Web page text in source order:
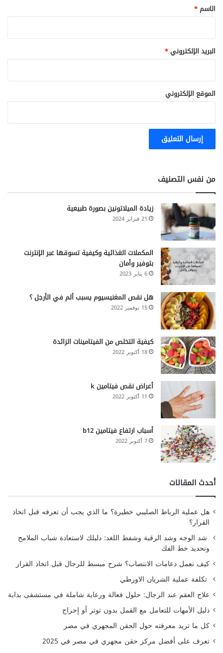
*
الاسم*
البريد الإلكتروني*
الموقع الإلكتروني
من نفس التصنيف
زيادة الميلاتونين بصورة طبيعية
21 فبراير 2024
المكملات الغذائية وكيفية تسوقها عبر الإنترنت
بتوفير وأمان
6 يناير 2023
هل نقص المغنيسيوم يسبب ألم في الأرجل ؟
15 نوفمبر 2022
كيفية التخلص من الفيتامينات الزائدة
18 أكتوبر 2022
أعراض نقص فيتامين k
11 أكتوبر 2022
أسباب ارتفاع فيتامين b12
7 أكتوبر 2022
أحدث المقالات
هل عملية الرباط الصليبي خطيرة؟ ما الذي يجب أن تعرفه قبل اتخاذ
القرار؟
شد الوجه وشد الرقبة وشفط اللغد: دليلك لاستعادة شباب الملامح
وتحديد خط الفك
كيف تعمل دعامات الانتصاب؟ شرح مبسط للرجال قبل اتخاذ القرار
تكلفة عملية الشريان الاورطي
علاج العقم عند الرجال: حلول فعالة ورعاية شاملة في مستشفى بداية
دليل الأمهات للتعامل مع القمل بدون توتر أو إحراج
كل ما تريد معرفته حول الحقن المجهري في مصر
تعرف على أفضل مركز حقن مجهري في مصر في 2025